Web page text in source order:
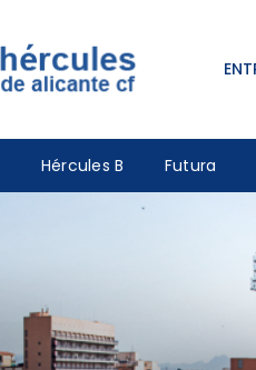
Hércules B Futura